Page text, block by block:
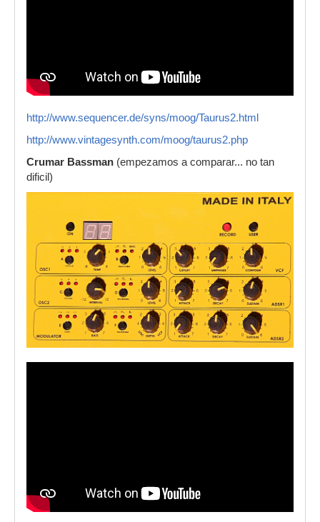
http://www.sequencer.de/syns/moog/Taurus2.html
http://www.vintagesynth.com/moog/taurus2.php
Crumar Bassman (empezamos a comparar... no tan
dificil)